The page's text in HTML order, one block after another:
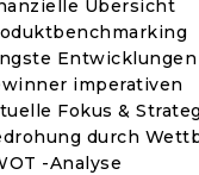
Übersicht
Entwicklungen
imperativen
Fokus &
durch
-Analyse